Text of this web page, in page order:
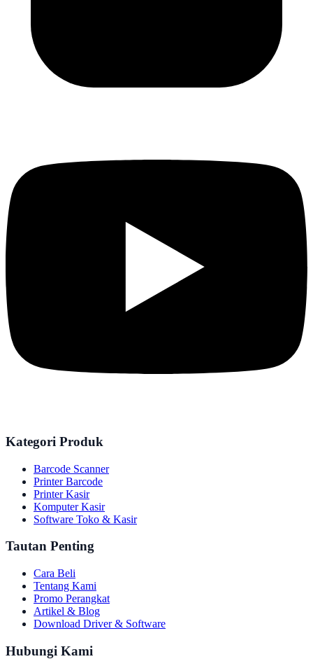
Kategori Produk
Barcode Scanner
Printer Barcode
Printer Kasir
Komputer Kasir
Software Toko & Kasir
Tautan Penting
Cara Beli
Tentang Kami
Promo Perangkat
Artikel & Blog
Download Driver & Software
Hubungi Kami